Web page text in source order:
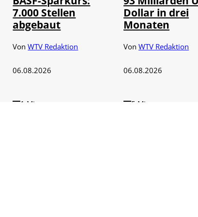
7.000 Stellen
abgebaut
VonWTV Redaktion
06.08.2026
1 Min.
Dollar in drei
Monaten
VonWTV Redaktion
06.08.2026
5 Min.